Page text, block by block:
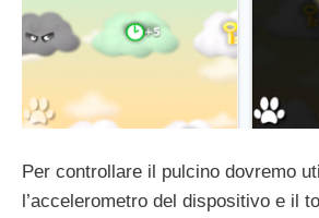
Per controllare il pulcino dovremo
l’accelerometro del dispositivo e il